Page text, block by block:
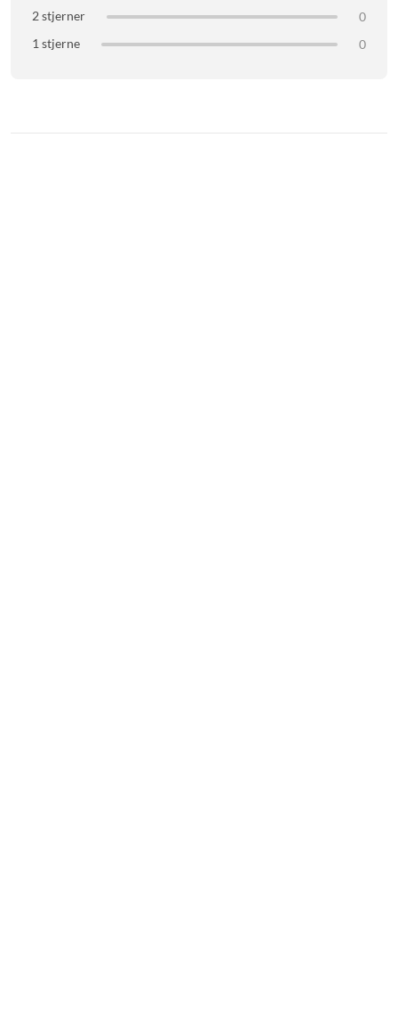
1 x Gelly Case mobildeksel
2 stjerner
0
1 stjerne
0